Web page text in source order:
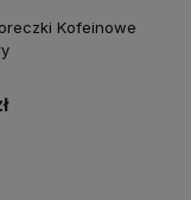
Kofeinowe